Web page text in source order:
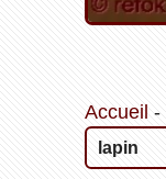
Accueil -
lapin